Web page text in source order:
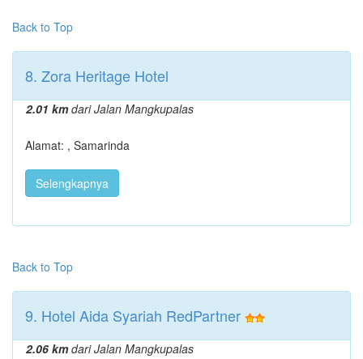
Back to Top
8. Zora Heritage Hotel
2.01 kmdari Jalan Mangkupalas
Alamat: , Samarinda
Selengkapnya
Back to Top
9. Hotel Aida Syariah RedPartner
2.06 kmdari Jalan Mangkupalas